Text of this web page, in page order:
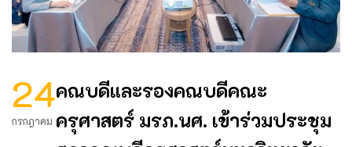
24
กรกฎาคม
คณบดีและรองคณบดีคณะ
ครุศาสตร์ มรภ.นศ. เข้าร่วมประชุม